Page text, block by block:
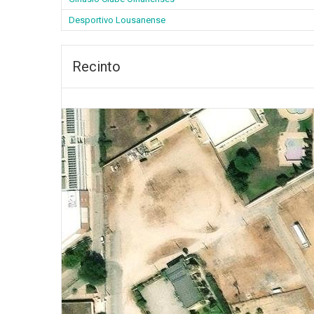
Desportivo Lousanense
Recinto